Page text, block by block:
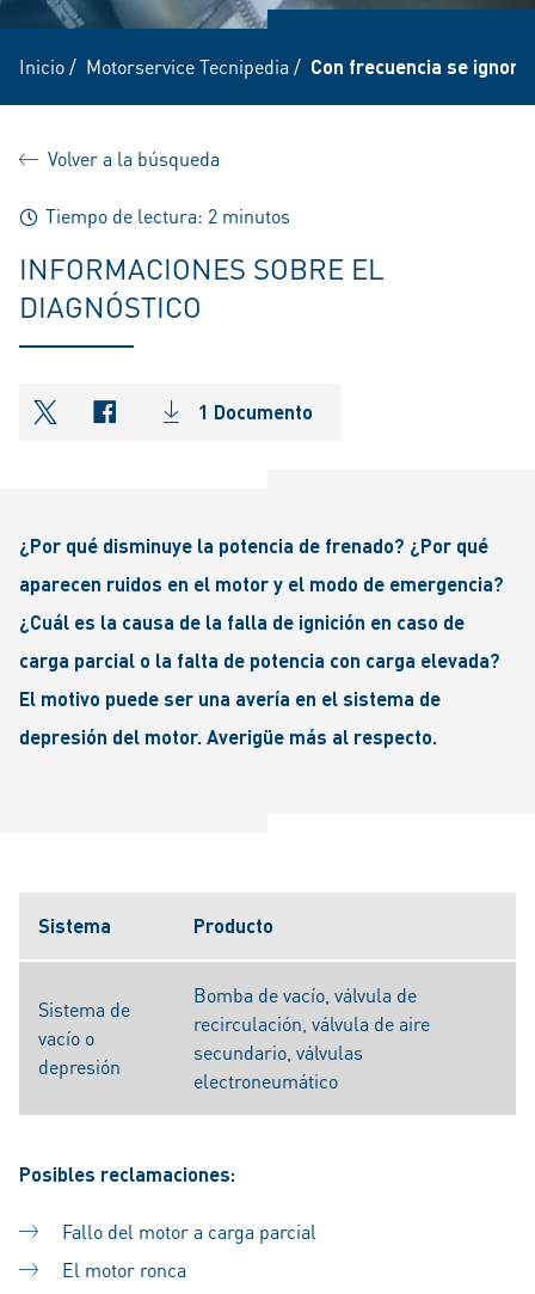
Inicio/ Motorservice Tecnipedia / Con frecuencia se
Volver a la búsqueda
Tiempo de lectura: 2 minutos
INFORMACIONES SOBRE EL
DIAGNÓSTICO
shareOntwitter
shareOnfacebook
1 Documento
¿Por qué disminuye la potencia de frenado? ¿Por qué
aparecen ruidos en el motor y el modo de emergencia?
¿Cuál es la causa de la falla de ignición en caso de
carga parcial o la falta de potencia con carga elevada?
El motivo puede ser una avería en el sistema de
depresión del motor. Averigüe más al respecto.
Sistema Producto
Sistema de
vacío o
depresión
Bomba de vacío, válvula de
recirculación, válvula de aire
secundario, válvulas
electroneumático
Posibles reclamaciones:
Fallo del motor a carga parcial
El motor ronca